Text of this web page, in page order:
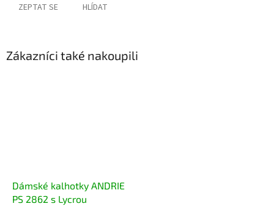
ZEPTAT SE HLÍDAT
Zákazníci také nakoupili
Dámské kalhotky ANDRIE
PS 2862 s Lycrou